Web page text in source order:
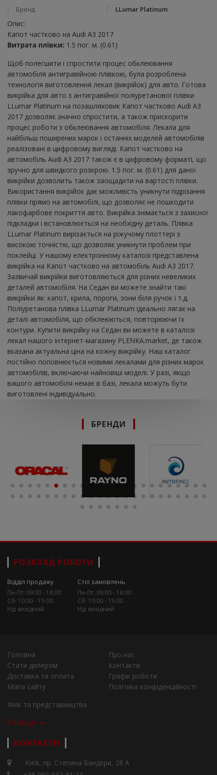
Бренд
LLumar Platinum
Опис:
Капот частково на Audi A3 2017
Витрата плівки: 1.5 пог. м. (0.61)
Щоб полегшити і спростити процес обклеювання
автомобіля антигравійною плівкою, була розроблена
технологія виготовлення лекал (викрійок) для авто. Готова
викрійка для авто з антигравійної поліуретанової плівки
LLumar Platinum на позашляховик Капот частково Audi A3
2017 дозволяє значно спростити, а також прискорити
процес роботи з обклеювання автомобіля. Лекала для
найбільш поширених марок і останніх моделей автомобілів
реалізовані в цифровому вигляді. Капот частково на
автомобіль Audi A3 2017 також є в цифровому форматі, що
зручно для швидкого розкрою. 1.5 пог. м. (0.61) для даної
викрійки дозволить також заощадити на вартості плівки.
Використання викрійок дає можливість уникнути підрізання
плівки прямо на автомобілі, що дозволяє не пошкодити
лакофарбове покриття авто. Викрійка знімається з захисної
підкладки і встановлюється на необхідну деталь. Плівка
LLumar Platinum вирізається на ріжучому плоттері з
високою точністю, що дозволяє уникнути проблем при
поклейці. У нашому електронному каталозі представлена ​​
викрійка на Капот частково на автомобіль Audi A3 2017.
Зазвичай викрійки виготовляються для різних невеликих
деталей автомобіля. На Седан ви можете знайти такі
викрійки як: капот, крила, пороги, зони біля ручок і т.д.
Поліуретанова плівка LLumar Platinum ідеально лягає на
деталі автомобіля, що обклеюються, повторюючи їх
контури. Купити викрійку на Седан ви можете в каталозі
лекал нашого інтернет-магазину PLENKA.market, де також
вказана актуальна ціна на кожну викрійку. Наш каталог
постійно поповнюється новими лекалами для різних марок
автомобілів, включаючи найновіші моделі. У разі, якщо
вашого автомобіля немає в базі, лекала можуть бути
виготовлені індивідуально.
БРЕНДИ
РОЗКЛАД РОБОТИ
Відділ продажу
Пн-Пт: 09:00 - 18:00
Сб: 10:00 - 15:00
Нд: вихідний
Стіл замовлень
Пн-Пт: 09:00 - 18:00
Сб: 10:00 - 15:00
Нд: вихідний
Головна
Про нас
Стати дилером
Контакти
Доставка та оплата
Графік роботи
Мапа сайту
Політика конфіденційності
Філії та представництва
Города
КОНТАКТИ
Київ, пр. Степана Бандери, 28 А